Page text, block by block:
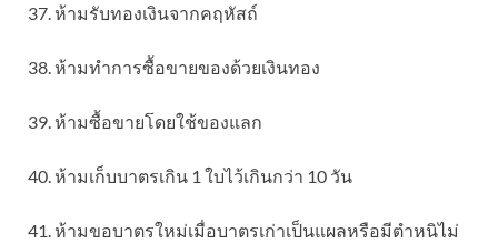
37. ห้ามรับทองเงินจากคฤหัสถ์
38. ห้ามทำการซื้อขายของด้วยเงินทอง
39. ห้ามซื้อขายโดยใช้ของแลก
40. ห้ามเก็บบาตรเกิน 1 ใบไว้เกินกว่า 10 วัน
41. ห้ามขอบาตรใหม่เมื่อบาตรเก่าเป็นแผลหรือมีตำหนิไม่